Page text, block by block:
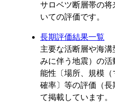
サロベツ断層帯の
いての評価です。
長期評価結果一覧
主要な活断層や海
みに伴う地震）の
能性〔場所、規模
確率〕等の評価（
て掲載しています。